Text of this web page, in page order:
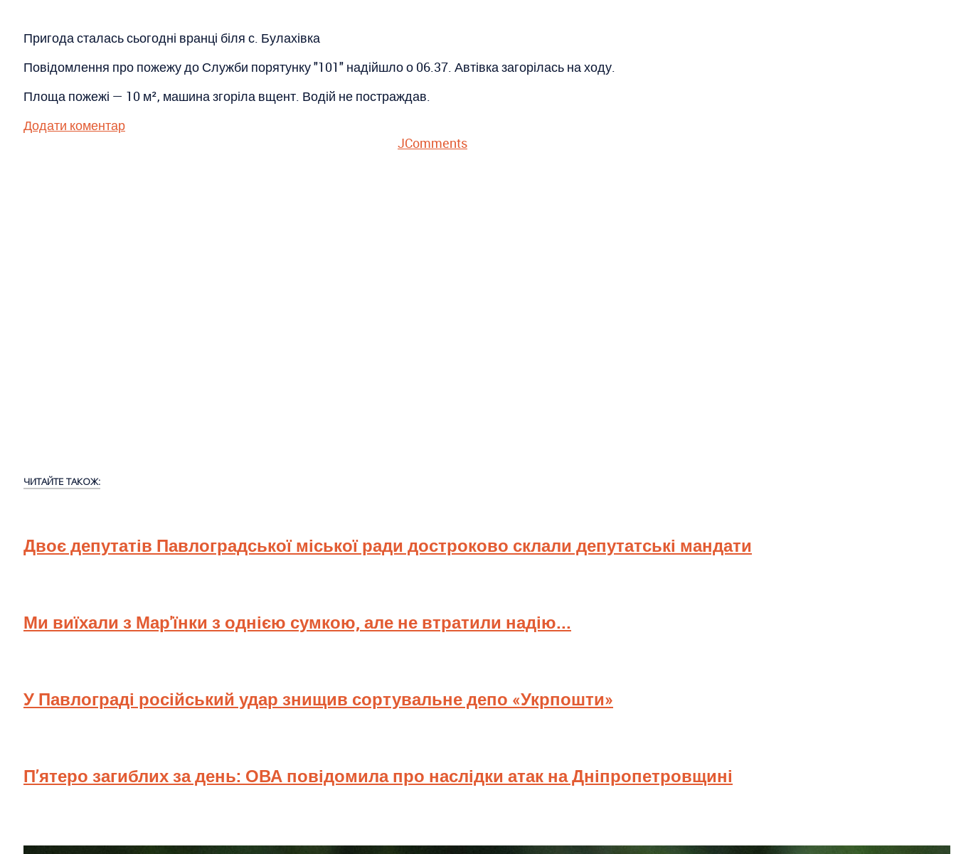
Пригода сталась сьогодні вранці біля с. Булахівка
Повідомлення про пожежу до Служби порятунку "101" надійшло о 06.37. Автівка загорілась на ходу.
Площа пожежі — 10 м², машина згоріла вщент. Водій не постраждав.
Додати коментар
JComments
ЧИТАЙТЕ ТАКОЖ:
Двоє депутатів Павлоградської міської ради достроково склали депутатські мандати
Ми виїхали з Мар'їнки з однією сумкою, але не втратили надію...
У Павлограді російський удар знищив сортувальне депо «Укрпошти»
П’ятеро загиблих за день: ОВА повідомила про наслідки атак на Дніпропетровщині